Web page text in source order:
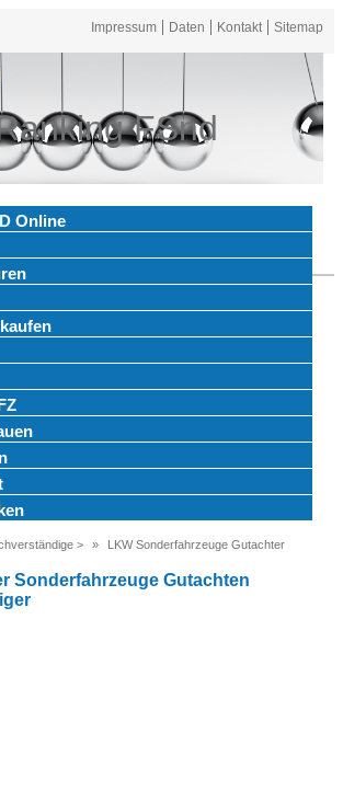
Impressum Daten Kontakt Sitemap
FSnd
Online
>
LKW Sonderfahrzeuge Gutachter
Sonderfahrzeuge Gutachten